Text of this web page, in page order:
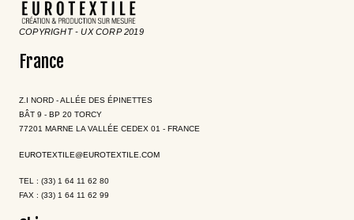
COPYRIGHT - UX CORP 2019
France
Z.I NORD - ALLÉE DES ÉPINETTES
BÂT 9 - BP 20 TORCY
77201 MARNE LA VALLÉE CEDEX 01 - FRANCE
EUROTEXTILE@EUROTEXTILE.COM
TEL : (33) 1 64 11 62 80
FAX : (33) 1 64 11 62 99